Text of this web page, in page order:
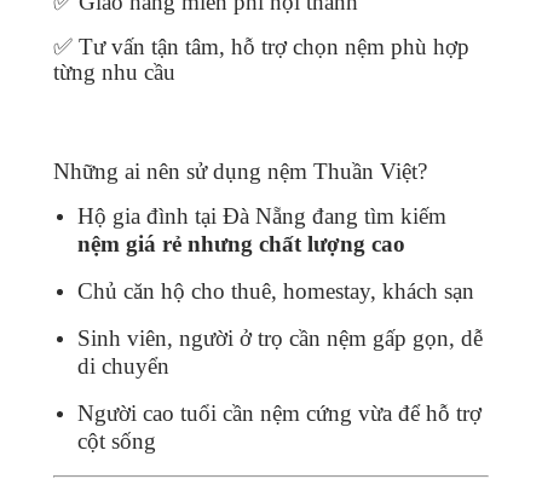
✅ Tư vấn tận tâm, hỗ trợ chọn nệm phù hợp
từng nhu cầu
Những ai nên sử dụng nệm Thuần Việt?
Hộ gia đình tại Đà Nẵng đang tìm kiếm
nệm giá rẻ nhưng chất lượng cao
Chủ căn hộ cho thuê, homestay, khách sạn
Sinh viên, người ở trọ cần nệm gấp gọn, dễ
di chuyển
Người cao tuổi cần nệm cứng vừa để hỗ trợ
cột sống